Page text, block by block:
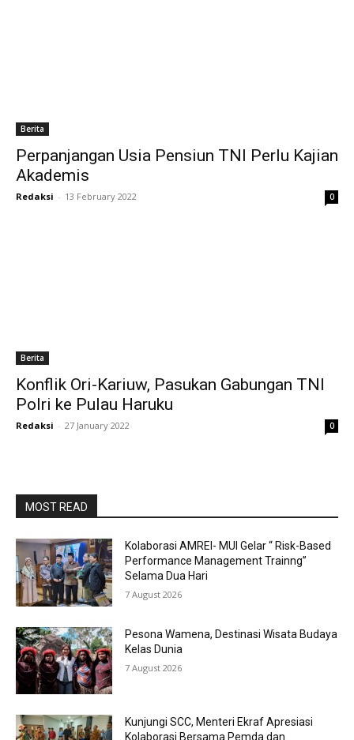
Berita
Perpanjangan Usia Pensiun TNI Perlu Kajian
Akademis
Redaksi - 13 February 2022 0
Berita
Konflik Ori-Kariuw, Pasukan Gabungan TNI
Polri ke Pulau Haruku
Redaksi - 27 January 2022 0
MOST READ
Kolaborasi AMREI- MUI Gelar “ Risk-Based
Performance Management Trainng”
Selama Dua Hari
7 August 2026
Pesona Wamena, Destinasi Wisata Budaya
Kelas Dunia
7 August 2026
Kunjungi SCC, Menteri Ekraf Apresiasi
Kolaborasi Bersama Pemda dan